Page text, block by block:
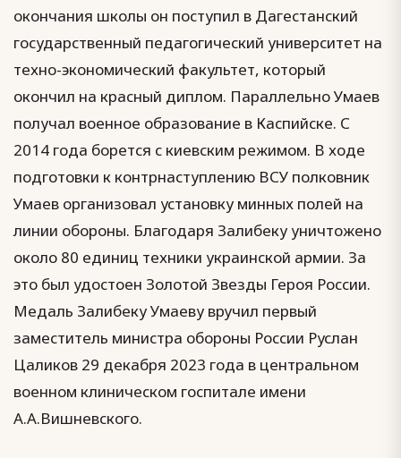
окончания школы он поступил в Дагестанский
государственный педагогический университет на
техно-экономический факультет, который
окончил на красный диплом. Параллельно Умаев
получал военное образование в Каспийске. С
2014 года борется с киевским режимом. В ходе
подготовки к контрнаступлению ВСУ полковник
Умаев организовал установку минных полей на
линии обороны. Благодаря Залибеку уничтожено
около 80 единиц техники украинской армии. За
это был удостоен Золотой Звезды Героя России.
Медаль Залибеку Умаеву вручил первый
заместитель министра обороны России Руслан
Цаликов 29 декабря 2023 года в центральном
военном клиническом госпитале имени
А.А.Вишневского.